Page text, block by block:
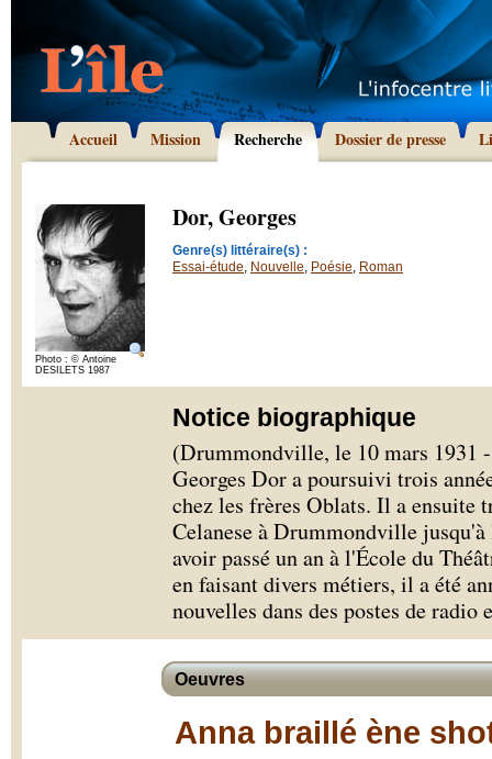
Accueil Mission Recherche Dossier de presse
Photo : © Antoine
DESILETS 1987
Dor, Georges
Genre(s) littéraire(s) :
Essai-étude, Nouvelle, Poésie, Roman
Notice biographique
(Drummondville, le 10 mars 1931
Georges Dor a poursuivi trois
chez les frères Oblats. Il a ensuite
Celanese à Drummondville
avoir passé un an à l'École du
en faisant divers métiers, il a été
nouvelles dans des postes de radio
Oeuvres
Anna braillé ène